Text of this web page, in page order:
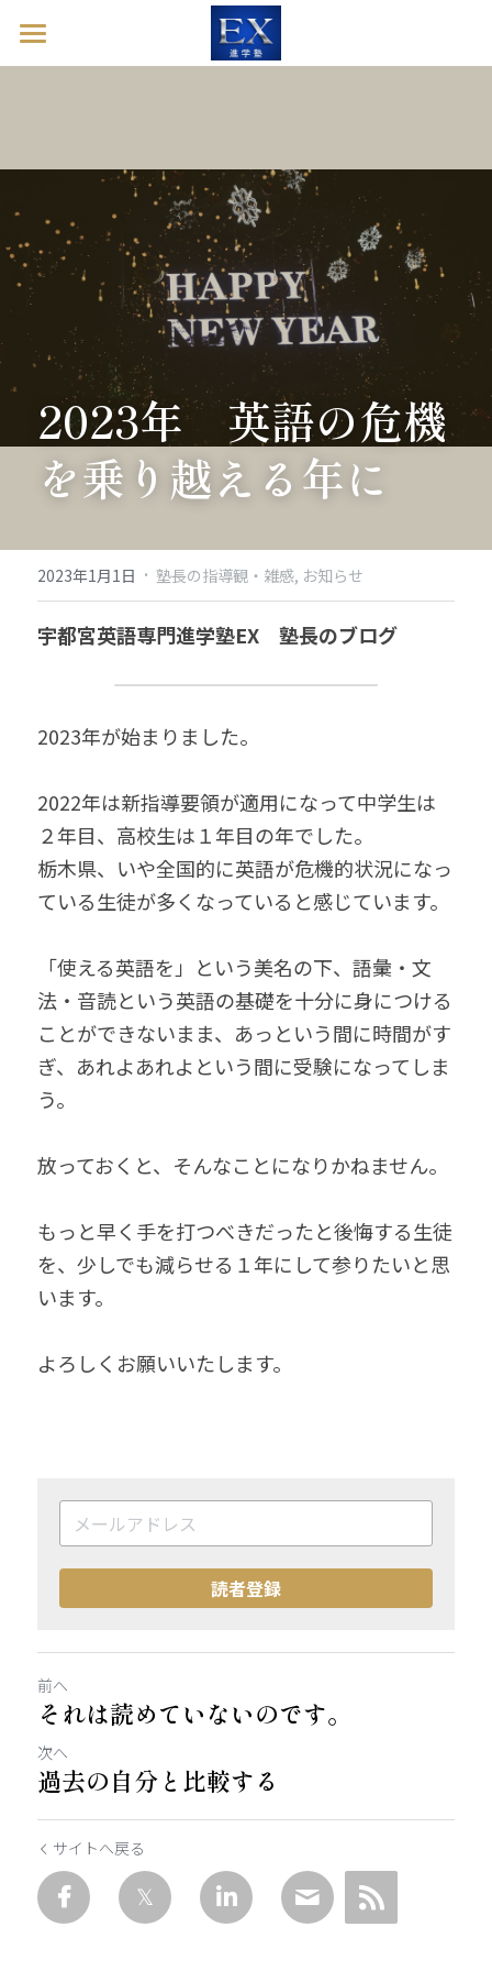
ホーム
進学塾EXとは
塾長ブログ
お問い合わせ
英語診断ドックを予約する
2023年　英語の危機
を乗り越える年に
2023年1月1日 · 塾長の指導観・雑感, お知らせ
宇都宮英語専門進学塾EX　塾長のブログ
2023年が始まりました。
2022年は新指導要領が適用になって中学生は
２年目、高校生は１年目の年でした。
栃木県、いや全国的に英語が危機的状況になっ
ている生徒が多くなっていると感じています。
「使える英語を」という美名の下、語彙・文
法・音読という英語の基礎を十分に身につける
ことができないまま、あっという間に時間がす
ぎ、あれよあれよという間に受験になってしま
う。
放っておくと、そんなことになりかねません。
もっと早く手を打つべきだったと後悔する生徒
を、少しでも減らせる１年にして参りたいと思
います。
よろしくお願いいたします。
読者登録
前へ
それは読めていないのです。
次へ
過去の自分と比較する
サイトへ戻る